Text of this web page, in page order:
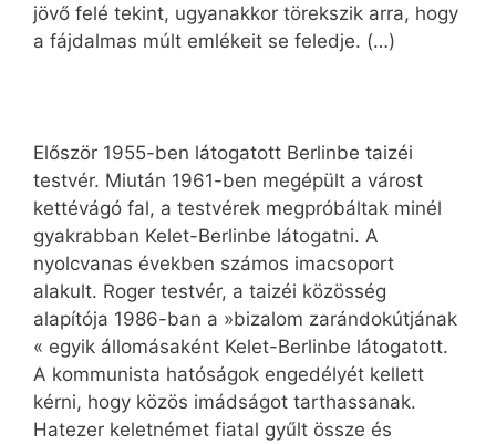
jövő felé tekint, ugyanakkor törekszik arra, hogy
a fájdalmas múlt emlékeit se feledje. (…)
Először 1955-ben látogatott Berlinbe taizéi
testvér. Miután 1961-ben megépült a várost
kettévágó fal, a testvérek megpróbáltak minél
gyakrabban Kelet-Berlinbe látogatni. A
nyolcvanas években számos imacsoport
alakult. Roger testvér, a taizéi közösség
alapítója 1986-ban a »bizalom zarándokútjának
« egyik állomásaként Kelet-Berlinbe látogatott.
A kommunista hatóságok engedélyét kellett
kérni, hogy közös imádságot tarthassanak.
Hatezer keletnémet fiatal gyűlt össze és